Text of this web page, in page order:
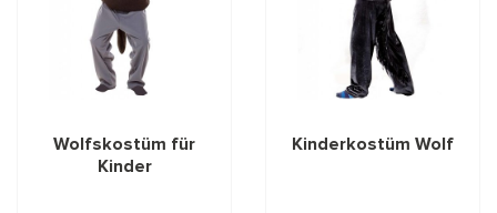
Wolfskostüm für
Kinder
Kinderkostüm Wolf